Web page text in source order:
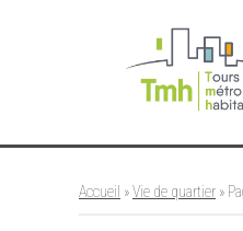
Accueil »Vie de quartier »